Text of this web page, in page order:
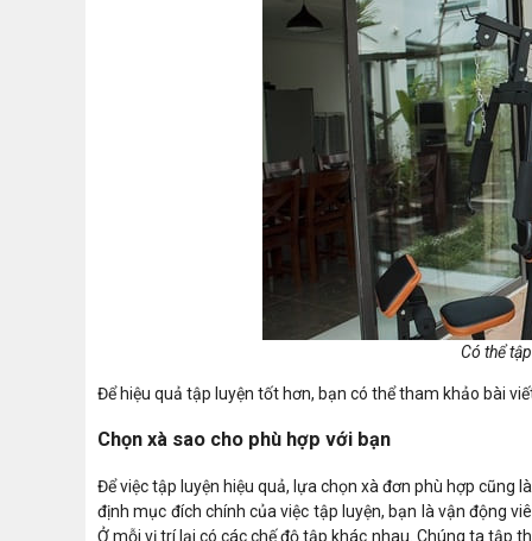
Có thể
Để hiệu quả tập luyện tốt hơn, bạn có thể tham khảo bài
Chọn xà sao cho phù hợp với bạn
Để việc tập luyện hiệu quả, lựa chọn xà đơn phù hợp cũng
định mục đích chính của việc tập luyện, bạn là vận động
Ở mỗi vị trí lại có các chế độ tập khác nhau. Chúng ta tập